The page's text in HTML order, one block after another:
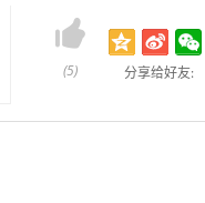

(5) 分享给好友: